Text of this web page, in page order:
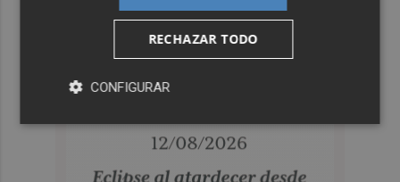
RECHAZAR TODO
CONFIGURAR